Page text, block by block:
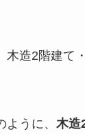
木造2階建て
うに、 木造